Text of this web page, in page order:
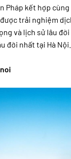
Pháp kết hợp
trải nghiệm
và lịch sử lâu
đời nhất tại Hà Nội.